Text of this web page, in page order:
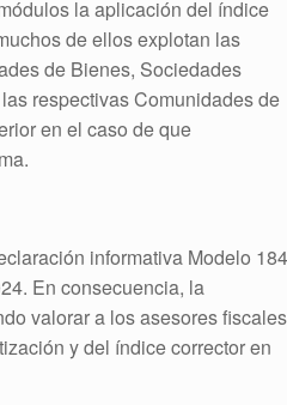
la aplicación del índice
de ellos explotan las
de Bienes, Sociedades
respectivas Comunidades de
en el caso de que
informativa Modelo 184
En consecuencia, la
valorar a los asesores fiscales
y del índice corrector en